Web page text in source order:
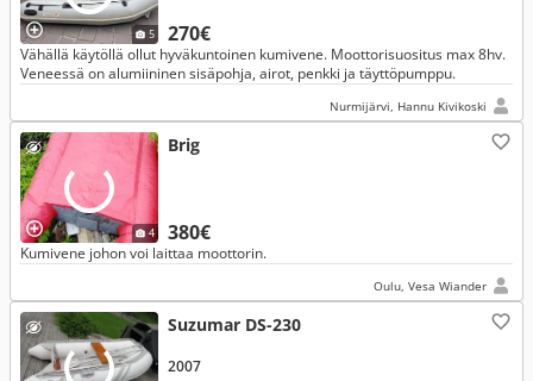
5 270€
Vähällä käytöllä ollut hyväkuntoinen kumivene. Moottorisuositus max 8hv.
Veneessä on alumiininen sisäpohja, airot, penkki ja täyttöpumppu.
Nurmijärvi, Hannu Kivikoski
4
Brig
380€
Kumivene johon voi laittaa moottorin.
Oulu, Vesa Wiander
Suzumar DS-230
2007